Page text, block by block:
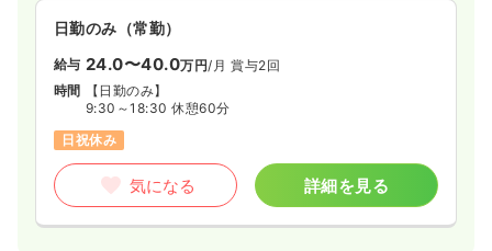
日勤のみ（常勤）
給与 24.0〜40.0万円/月 賞与2回
時間
【日勤のみ】
9:30～18:30 休憩60分
日祝休み
気になる 詳細を見る